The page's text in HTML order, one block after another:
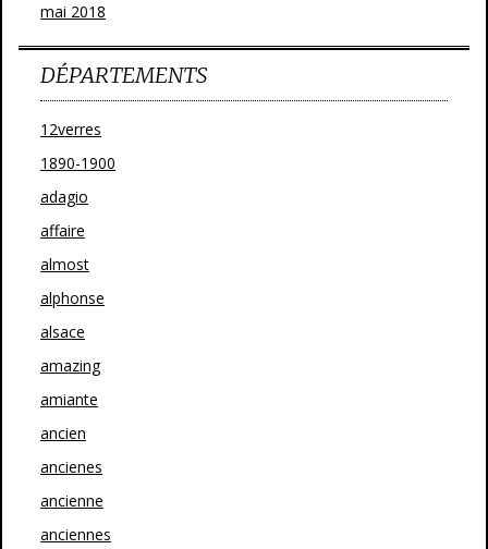
mai 2018
DÉPARTEMENTS
12verres
1890-1900
adagio
affaire
almost
alphonse
alsace
amazing
amiante
ancien
ancienes
ancienne
anciennes